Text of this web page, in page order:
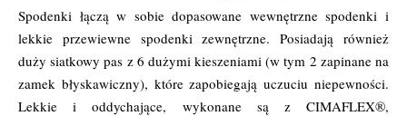
Spodenki łączą w sobie dopasowane wewnętrzne spodenki i
lekkie przewiewne spodenki zewnętrzne. Posiadają również
duży siatkowy pas z 6 dużymi kieszeniami (w tym 2 zapinane na
zamek błyskawiczny), które zapobiegają uczuciu niepewności.
Lekkie i oddychające, wykonane są z CIMAFLEX®,